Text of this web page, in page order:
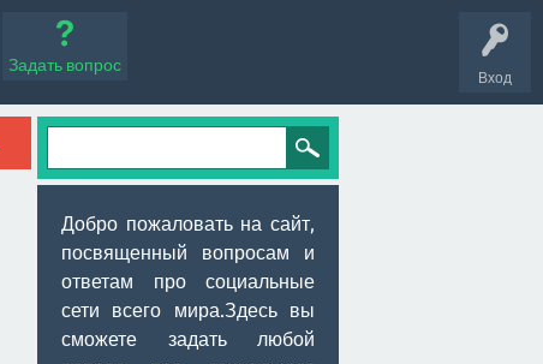
Вход
Задать вопрос
Добро пожаловать на сайт,
посвященный вопросам и
ответам про социальные
сети всего мира.Здесь вы
сможете задать любой